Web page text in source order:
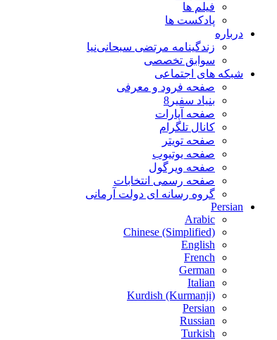
فیلم ها
پادکست ها
درباره
زندگینامه مرتضی سبحانی‌نیا
سوابق تخصصی
شبکه های اجتماعی
صفحه فرود و معرفی
بنیاد سفیر8
صفحه آپارات
کانال تلگرام
صفحه تویتر
صفحه یوتیوب
صفحه ویرگول
صفحه رسمی انتخابات
گروه رسانه ای دولت آرمانی
Persian
Arabic
Chinese (Simplified)
English
French
German
Italian
Kurdish (Kurmanji)
Persian
Russian
Turkish